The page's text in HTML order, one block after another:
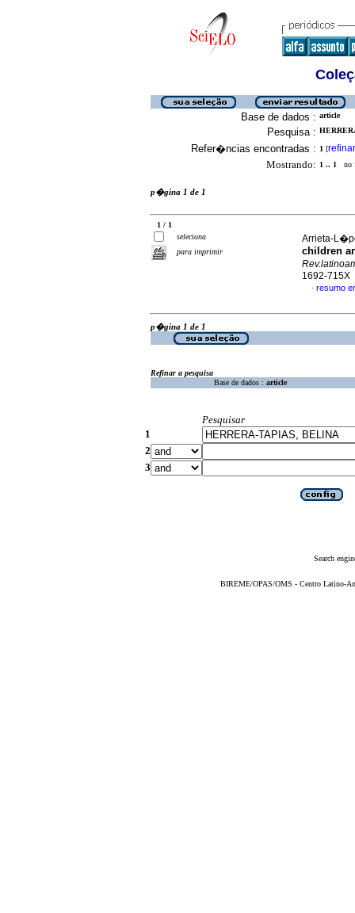
Base de dados : article
Pesquisa :
Refer�ncias encontradas : 1 [refinar
Mostrando: 1 .. 1 no
p�gina 1 de 1
1 / 1
seleciona
para imprimir
Arrieta-
children
1692-715X
· resumo
p�gina 1 de 1
Refinar a pesquisa
Base de dados : article
Pesquisar
1
2
3
Search
BIREME/OPAS/OMS - Centro Latino-